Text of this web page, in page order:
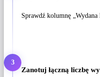
Sprawdź kolumnę
3
Zanotuj łączną liczbę